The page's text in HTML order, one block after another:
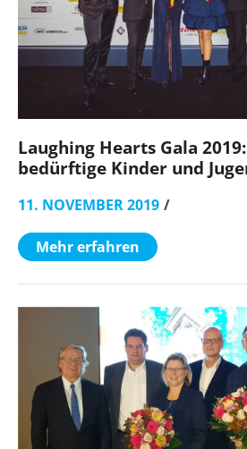
Laughing Hearts Gala
bedürftige Kinder und
11. NOVEMBER 2019
Mehr erfahren